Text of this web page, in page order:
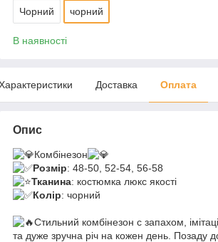
Чорний чорний
В наявності
Доставка Оплата
Опис
Комбінезон
Розмір: 48-50, 52-54, 56-58
Тканина: костюмка люкс якості
Колір: чорний
Стильний комбінезон с запахом,
та дуже зручна річ на кожен день. Позаду